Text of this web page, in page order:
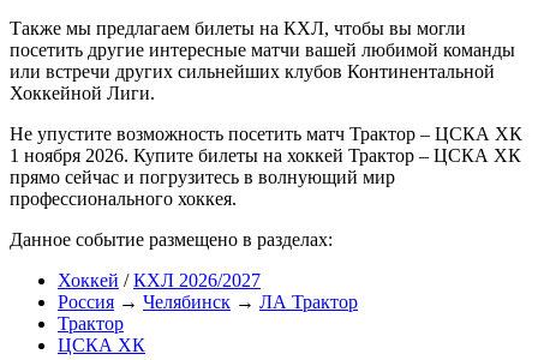
Также мы предлагаем билеты на КХЛ, чтобы вы могли
посетить другие интересные матчи вашей любимой команды
или встречи других сильнейших клубов Континентальной
Хоккейной Лиги.
Не упустите возможность посетить матч Трактор – ЦСКА ХК
1 ноября 2026. Купите билеты на хоккей Трактор – ЦСКА ХК
прямо сейчас и погрузитесь в волнующий мир
профессионального хоккея.
Данное событие размещено в разделах:
Хоккей /КХЛ 2026/2027
Россия → Челябинск → ЛА Трактор
Трактор
ЦСКА ХК